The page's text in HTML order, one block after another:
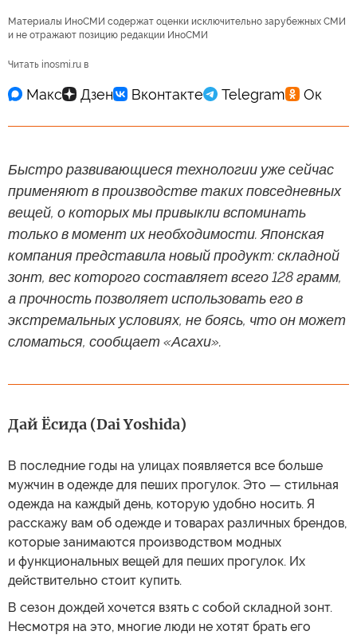
Материалы ИноСМИ содержат оценки исключительно зарубежных СМИ
и не отражают позицию редакции ИноСМИ
Читать inosmi.ru в
Быстро развивающиеся технологии уже сейчас
применяют в производстве таких повседневных
вещей, о которых мы привыкли вспоминать
только в момент их необходимости. Японская
компания представила новый продукт: складной
зонт, вес которого составляет всего 128 грамм,
а прочность позволяет использовать его в
экстремальных условиях, не боясь, что он может
сломаться, сообщает «Асахи».
Дай Ёсида (Dai Yoshida)
В последние годы на улицах появляется все больше
мужчин в одежде для пеших прогулок. Это — стильная
одежда на каждый день, которую удобно носить. Я
расскажу вам об одежде и товарах различных брендов,
которые занимаются производством модных
и функциональных вещей для пеших прогулок. Их
действительно стоит купить.
В сезон дождей хочется взять с собой складной зонт.
Несмотря на это, многие люди не хотят брать его